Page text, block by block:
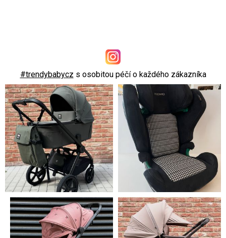
#trendybabycz s osobitou péčí o každého zákazníka